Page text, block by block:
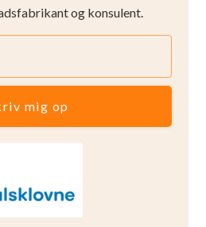
og konsulent.
mig op